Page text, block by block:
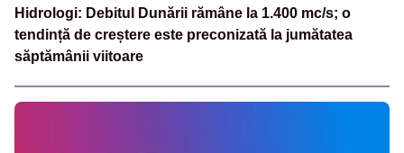
Hidrologi: Debitul Dunării rămâne la 1.400 mc/s; o
tendință de creștere este preconizată la jumătatea
săptămânii viitoare